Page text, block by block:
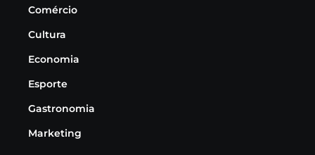
Comércio
Cultura
Economia
Esporte
Gastronomia
Marketing